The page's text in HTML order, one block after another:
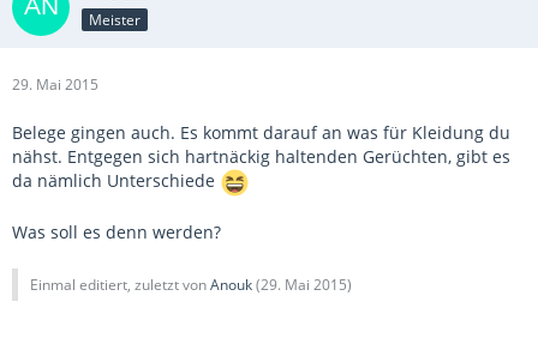
Meister
29. Mai 2015
Belege gingen auch. Es kommt darauf an was für Kleidung du
nähst. Entgegen sich hartnäckig haltenden Gerüchten, gibt es
da nämlich Unterschiede
Was soll es denn werden?
Einmal editiert, zuletzt vonAnouk(29. Mai 2015)